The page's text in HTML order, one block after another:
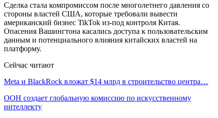
Сделка стала компромиссом после многолетнего давления со
стороны властей США, которые требовали вывести
американский бизнес TikTok из-под контроля Китая.
Опасения Вашингтона касались доступа к пользовательским
данным и потенциального влияния китайских властей на
платформу.
Сейчас читают
Meta и BlackRock вложат $14 млрд в строительство центра…
ООН создает глобальную комиссию по искусственному
интеллекту